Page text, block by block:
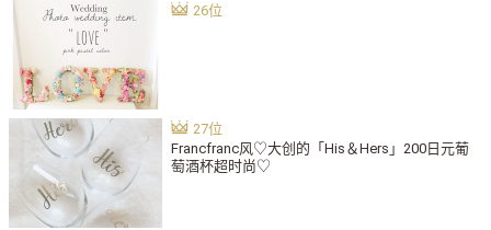
Francfranc风♡大创的「His＆Hers」200日元葡
萄酒杯超时尚♡